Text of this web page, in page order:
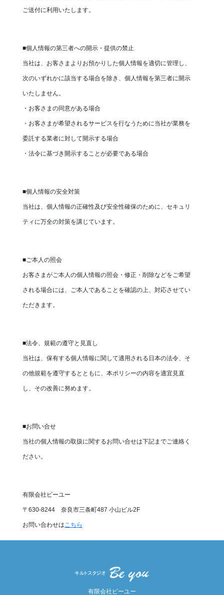
ご送付に利用いたします。
■個人情報の第三者への開示・提供の禁止
当社は、お客さまよりお預かりした個人情報を適切に管理し、
次のいずれかに該当する場合を除き、個人情報を第三者に開示
いたしません。
・お客さまの同意がある場合
・お客さまが希望されるサービスを行なうために当社が業務を
委託する業者に対して開示する場合
・法令に基づき開示することが必要である場合
■個人情報の安全対策
当社は、個人情報の正確性及び安全性確保のために、セキュリ
ティに万全の対策を講じています。
■ご本人の照会
お客さまがご本人の個人情報の照会・修正・削除などをご希望
される場合には、ご本人であることを確認の上、対応させてい
ただきます。
■法令、規範の遵守と見直し
当社は、保有する個人情報に関して適用される日本の法令、そ
の他規範を遵守するとともに、本ポリシーの内容を適宜見直
し、その改善に努めます。
■お問い合せ
当社の個人情報の取扱に関するお問い合せは下記までご連絡く
ださい。
有限会社ビーユー
〒630-8244 奈良市三条町487 小山ビル2F
お問い合わせはこちら
有限会社ビーユー